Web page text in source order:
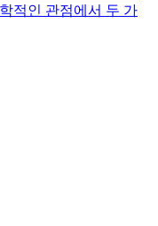
적인 관점에서 두 가